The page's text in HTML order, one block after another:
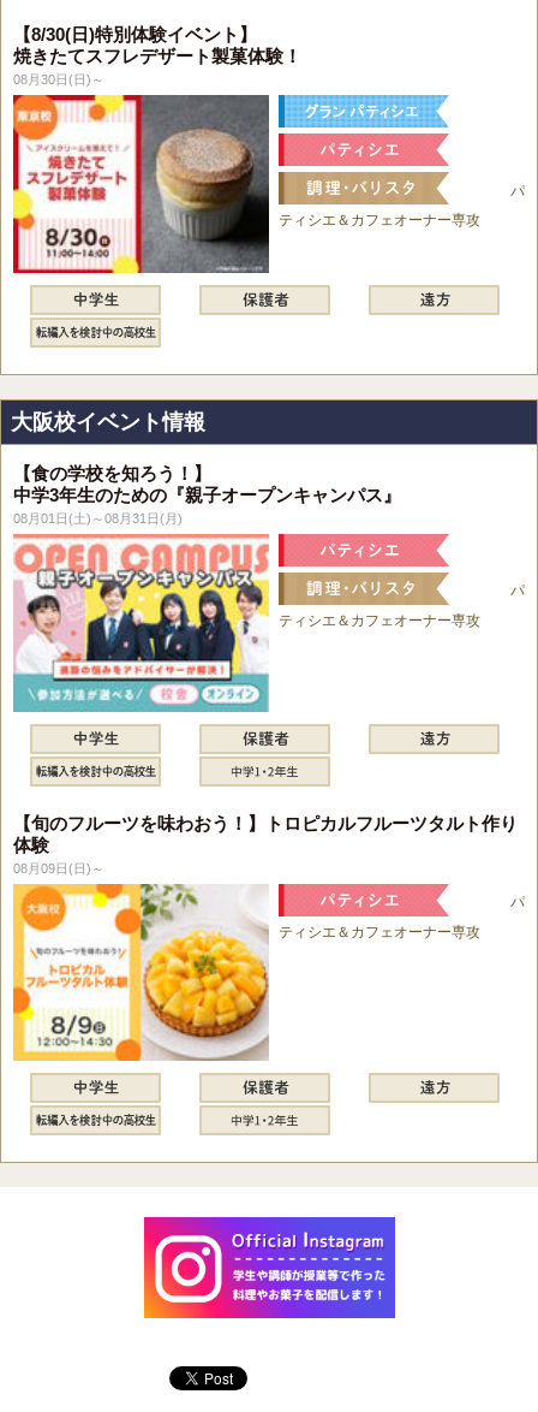
【8/30(日)特別体験イベント】
焼きたてスフレデザート製菓体験！
08月30日(日)～
パ
ティシエ＆カフェオーナー専攻
大阪校イベント情報
【食の学校を知ろう！】
中学3年生のための『親子オープンキャンパス』
08月01日(土)～08月31日(月)
パ
ティシエ＆カフェオーナー専攻
【旬のフルーツを味わおう！】トロピカルフルーツタルト作り
体験
08月09日(日)～
パ
ティシエ＆カフェオーナー専攻